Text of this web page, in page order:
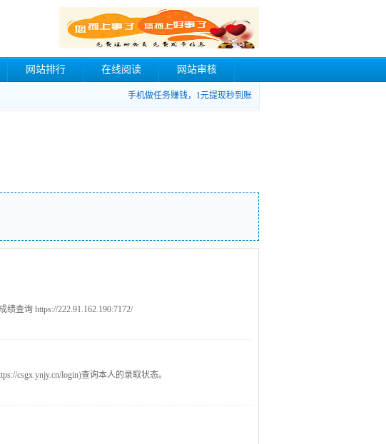
网站排行 在线阅读 网站审核
手机做任务赚钱，1元提现秒到账
查询 https://222.91.162.190:7172/
csgx.ynjy.cn/login)查询本人的录取状态。